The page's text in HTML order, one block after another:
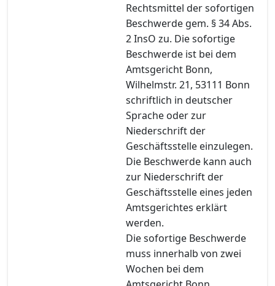
Rechtsmittel der sofortigen
Beschwerde gem. § 34 Abs.
2 InsO zu. Die sofortige
Beschwerde ist bei dem
Amtsgericht Bonn,
Wilhelmstr. 21, 53111 Bonn
schriftlich in deutscher
Sprache oder zur
Niederschrift der
Geschäftsstelle einzulegen.
Die Beschwerde kann auch
zur Niederschrift der
Geschäftsstelle eines jeden
Amtsgerichtes erklärt
werden.
Die sofortige Beschwerde
muss innerhalb von zwei
Wochen bei dem